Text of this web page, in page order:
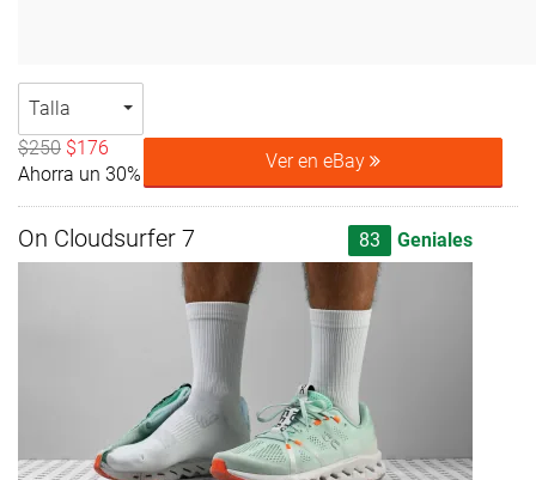
Talla
$250 $176
Ahorra un 30%
Ver en eBay
On Cloudsurfer 7 83 Geniales